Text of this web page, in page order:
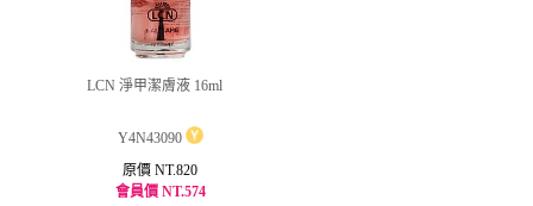
LCN 淨甲潔膚液 16ml
Y4N43090
原價 NT.820
會員價 NT.574